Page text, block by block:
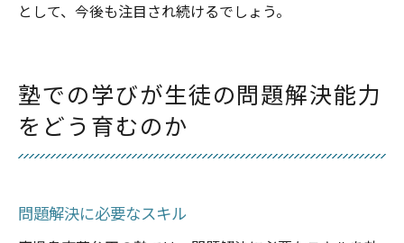
として、今後も注目され続けるでしょう。
塾での学びが生徒の問題解決能力
をどう育むのか
問題解決に必要なスキル